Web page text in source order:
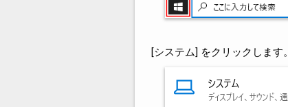
[システム] をクリックします。